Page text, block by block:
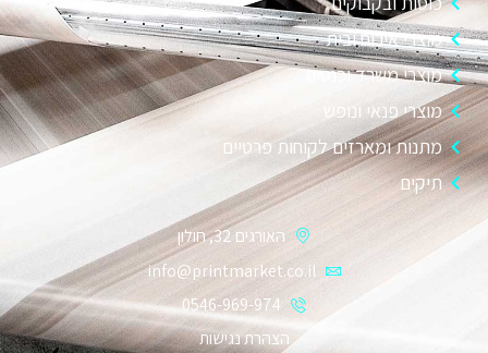
מוצרי אירוח ובית
מוצרי משרד וכנסים
מוצרי פנאי ונופש
מתנות ומארזים לקוחות פרטיים
תיקים
האורגים 32, חולון
info@printmarket.co.il
0546-969-974
הצהרת נגישות